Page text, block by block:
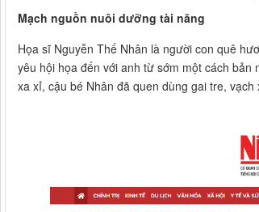
Mạch nguồn nuôi dưỡng tài năng
Họa sĩ Nguyễn Thế Nhân là người con quê
yêu hội họa đến với anh từ sớm một cách
xa xỉ, cậu bé Nhân đã quen dùng gai tre,